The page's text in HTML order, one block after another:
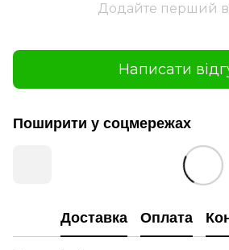
Додайте перший
Написати
Поширити у соцмережах
Доставка Оплата